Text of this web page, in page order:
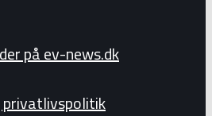
på ev-news.dk
privatlivspolitik